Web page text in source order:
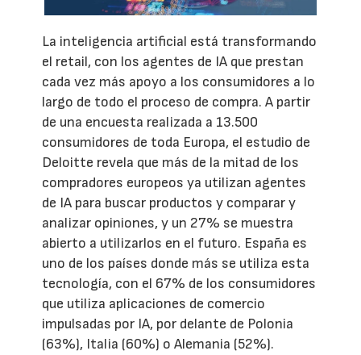
La inteligencia artificial está transformando
el retail, con los agentes de IA que prestan
cada vez más apoyo a los consumidores a lo
largo de todo el proceso de compra. A partir
de una encuesta realizada a 13.500
consumidores de toda Europa, el estudio de
Deloitte revela que más de la mitad de los
compradores europeos ya utilizan agentes
de IA para buscar productos y comparar y
analizar opiniones, y un 27% se muestra
abierto a utilizarlos en el futuro. España es
uno de los países donde más se utiliza esta
tecnología, con el 67% de los consumidores
que utiliza aplicaciones de comercio
impulsadas por IA, por delante de Polonia
(63%), Italia (60%) o Alemania (52%).